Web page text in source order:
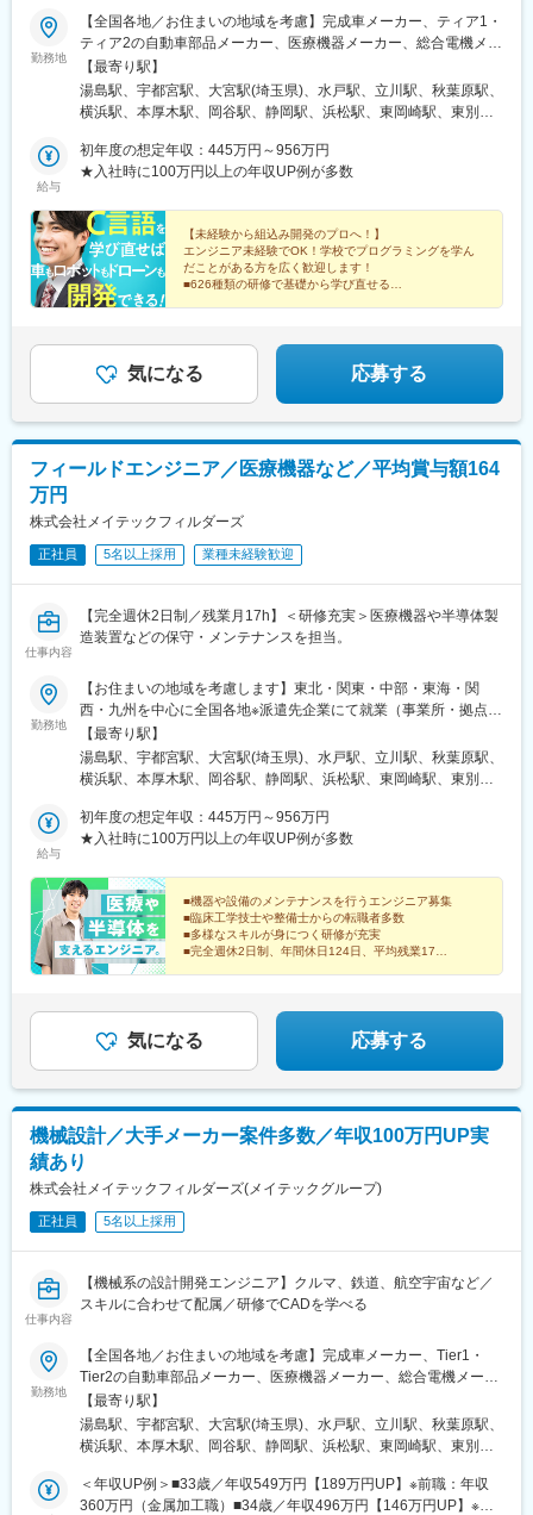
勤務地
【全国各地／お住まいの地域を考慮】完成車メーカー、ティア1・
ティア2の自動車部品メーカー、医療機器メーカー、総合電機メー
カー、半導体製造装置メーカーなど当社取引先の拠点（東北・関
東・中部・東海・関西・九州を中心に全国各地）※派遣先企業にて
就業（事業所・拠点については下記「勤務地一覧」を参照くださ
署及び各拠点等、当社の定める場所。詳細は就業条件明示書に記
載。■経験者採用のうち希望勤務地エリアの営業所に配属された割
場合は会社にて寮・社宅を用意いたします。【受動喫煙対策】当
社拠点：各事業所で対策あり派遣先 ：各社規定に則る
【最寄り駅】
湯島駅、宇都宮駅、大宮駅(埼玉県)、水戸駅、立川駅、秋葉原駅、
横浜駅、本厚木駅、岡谷駅、静岡駅、浜松駅、東岡崎駅、東別院
駅(阪神)、広島駅、祇園駅(福岡県)、花畑町駅、上野広小路駅、岩
本町駅、神奈川駅、近鉄四日市駅、京都駅、末広町駅(東京都)、反
給与
初年度の想定年収：445万円～956万円
★入社時に100万円以上の年収UP例が多数
【未経験から組込み開発のプロへ！】
エンジニア未経験でOK！学校でプログラミングを学ん
だことがある方を広く歓迎します！
■626種類の研修で基礎から学び直せる
気になる 応募する
フィールドエンジニア／医療機器など／平均賞与額164
万円
株式会社メイテックフィルダーズ
正社員 5名以上採用 業種未経験歓迎
仕事内容
【完全週休2日制／残業月17h】＜研修充実＞医療機器や半導体製
造装置などの保守・メンテナンスを担当。
勤務地
【お住まいの地域を考慮します】東北・関東・中部・東海・関
西・九州を中心に全国各地※派遣先企業にて就業（事業所・拠点に
ついては下記「勤務地一覧」を参照ください）※異動等で勤務地に
変更がある場合の範囲：当社における各部署及び各拠点等、当社
の定める場所。詳細は就業条件明示書に記載。■経験者採用のうち
（費用：月2～4万円）※自宅通勤できない場合は会社にて寮・社
宅を用意いたします。【受動喫煙対策】当社拠点：各事業所で対
【最寄り駅】
湯島駅、宇都宮駅、大宮駅(埼玉県)、水戸駅、立川駅、秋葉原駅、
横浜駅、本厚木駅、岡谷駅、静岡駅、浜松駅、東岡崎駅、東別院
駅(阪神)、広島駅、祇園駅(福岡県)、花畑町駅、上野広小路駅、岩
本町駅、神奈川駅、近鉄四日市駅、京都駅、末広町駅(東京都)、反
給与
初年度の想定年収：445万円～956万円
★入社時に100万円以上の年収UP例が多数
■機器や設備のメンテナンスを行うエンジニア募集
■臨床工学技士や整備士からの転職者多数
■多様なスキルが身につく研修が充実
■完全週休2日制、年間休日124日、平均残業17h
気になる 応募する
機械設計／大手メーカー案件多数／年収100万円UP実
績あり
株式会社メイテックフィルダーズ(メイテックグループ)
正社員 5名以上採用
仕事内容
【機械系の設計開発エンジニア】クルマ、鉄道、航空宇宙など／
スキルに合わせて配属／研修でCADを学べる
勤務地
【全国各地／お住まいの地域を考慮】完成車メーカー、Tier1・
Tier2の自動車部品メーカー、医療機器メーカー、総合電機メーカ
ー、半導体製造装置メーカーなど当社取引先の拠点（東北・関
東・中部・東海・関西・九州を中心に全国各地）※派遣先企業にて
就業（事業所・拠点については下記「勤務地一覧」を参照くださ
署及び各拠点等、当社の定める場所。詳細は就業条件明示書に記
載。■経験者採用のうち希望勤務地エリアの営業所に配属された割
【最寄り駅】
湯島駅、宇都宮駅、大宮駅(埼玉県)、水戸駅、立川駅、秋葉原駅、
横浜駅、本厚木駅、岡谷駅、静岡駅、浜松駅、東岡崎駅、東別院
駅(阪神)、広島駅、祇園駅(福岡県)、花畑町駅、上野広小路駅、岩
本町駅、神奈川駅、近鉄四日市駅、京都駅、末広町駅(東京都)、反
＜年収UP例＞■33歳／年収549万円【189万円UP】※前職：年収
360万円（金属加工職）■34歳／年収496万円【146万円UP】※前